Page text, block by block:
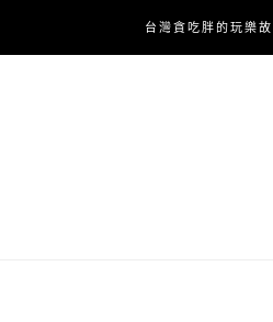
content
台灣貪吃胖的玩樂